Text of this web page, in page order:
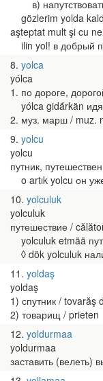
в)
gözlerim yolda
aşteptat mult şi cu
ilin yol! в добрый
8 yolca
yólca
1. по дороге,
yólca gidä́rkän
2. муз. марш / muz.
9 yolcu
yolcu
путник,
o artık yolcu он
10 yolculuk
yolculuk
путешествие /
yolculuk etmää
◊ dök yolculuk
11 yoldaş
yoldaş
1) спутник / tovarăş
2) товарищ / prieten
12 yoldurmaa
yoldurmaa
заставить (велеть)